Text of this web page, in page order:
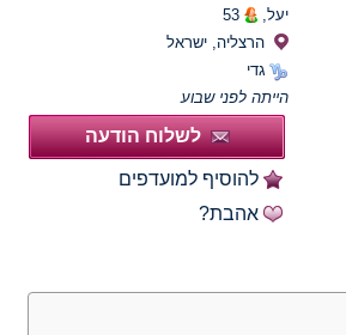
יעל,
53
הרצליה, ישראל
גדי
הייתה לפני שבוע
לשלוח הודעה
להוסיף למועדפים
אהבת?